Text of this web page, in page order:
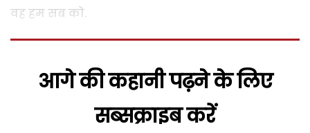
वह हम सब को.
आगे की कहानी पढ़ने के लिए
सब्सक्राइब करें